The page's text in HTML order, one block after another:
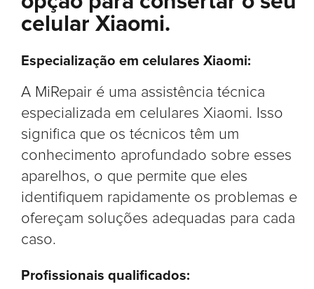
celular Xiaomi.
Especialização em celulares Xiaomi:
A MiRepair é uma assistência técnica
especializada em celulares Xiaomi. Isso
significa que os técnicos têm um
conhecimento aprofundado sobre esses
aparelhos, o que permite que eles
identifiquem rapidamente os problemas e
ofereçam soluções adequadas para cada
caso.
Profissionais qualificados: